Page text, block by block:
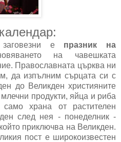
е празник на
на чавешката
Православната църква ни
да изпълним сърцата си с
до Великден християните
продукти, яйца и риба
храна от растителен
след нея - понеделник -
приключва на Великден.
пост е широкоизвестен